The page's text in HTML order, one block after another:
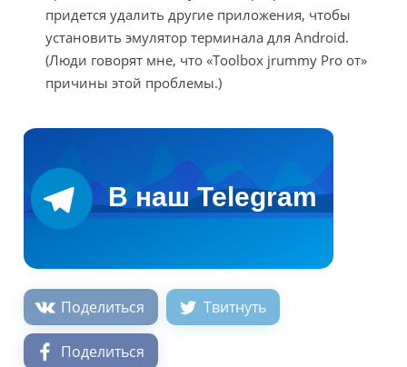
придется удалить другие приложения, чтобы
установить эмулятор терминала для Android.
(Люди говорят мне, что «Toolbox jrummy Pro от»
причины этой проблемы.)
Поделиться Твитнуть
Поделиться